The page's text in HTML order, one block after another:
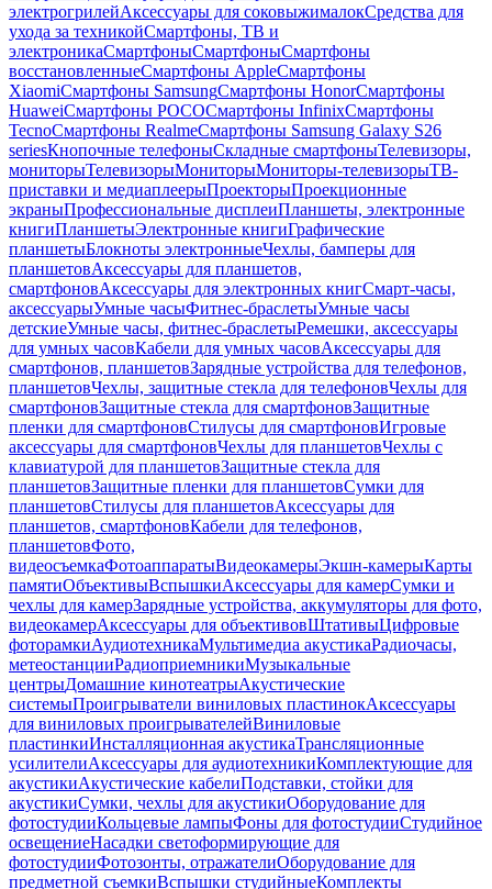
электрогрилейАксессуары для соковыжималокСредства для
ухода за техникойСмартфоны, ТВ и
электроникаСмартфоныСмартфоныСмартфоны
восстановленныеСмартфоны AppleСмартфоны
XiaomiСмартфоны SamsungСмартфоны HonorСмартфоны
HuaweiСмартфоны POCOСмартфоны InfinixСмартфоны
TecnoСмартфоны RealmeСмартфоны Samsung Galaxy S26
seriesКнопочные телефоныСкладные смартфоныТелевизоры,
мониторыТелевизорыМониторыМониторы-телевизорыТВ-
приставки и медиаплеерыПроекторыПроекционные
экраныПрофессиональные дисплеиПланшеты, электронные
книгиПланшетыЭлектронные книгиГрафические
планшетыБлокноты электронныеЧехлы, бамперы для
планшетовАксессуары для планшетов,
смартфоновАксессуары для электронных книгСмарт-часы,
аксессуарыУмные часыФитнес-браслетыУмные часы
детскиеУмные часы, фитнес-браслетыРемешки, аксессуары
для умных часовКабели для умных часовАксессуары для
смартфонов, планшетовЗарядные устройства для телефонов,
планшетовЧехлы, защитные стекла для телефоновЧехлы для
смартфоновЗащитные стекла для смартфоновЗащитные
пленки для смартфоновСтилусы для смартфоновИгровые
аксессуары для смартфоновЧехлы для планшетовЧехлы с
клавиатурой для планшетовЗащитные стекла для
планшетовЗащитные пленки для планшетовСумки для
планшетовСтилусы для планшетовАксессуары для
планшетов, смартфоновКабели для телефонов,
планшетовФото,
видеосъемкаФотоаппаратыВидеокамерыЭкшн-камерыКарты
памятиОбъективыВспышкиАксессуары для камерСумки и
чехлы для камерЗарядные устройства, аккумуляторы для фото,
видеокамерАксессуары для объективовШтативыЦифровые
фоторамкиАудиотехникаМультимедиа акустикаРадиочасы,
метеостанцииРадиоприемникиМузыкальные
центрыДомашние кинотеатрыАкустические
системыПроигрыватели виниловых пластинокАксессуары
для виниловых проигрывателейВиниловые
пластинкиИнсталляционная акустикаТрансляционные
усилителиАксессуары для аудиотехникиКомплектующие для
акустикиАкустические кабелиПодставки, стойки для
акустикиСумки, чехлы для акустикиОборудование для
фотостудииКольцевые лампыФоны для фотостудииСтудийное
освещениеНасадки светоформирующие для
фотостудииФотозонты, отражателиОборудование для
предметной съемкиВспышки студийныеКомплекты